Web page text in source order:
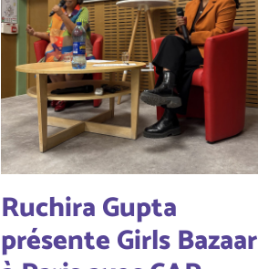
Ruchira Gupta
présente Girls Bazaar